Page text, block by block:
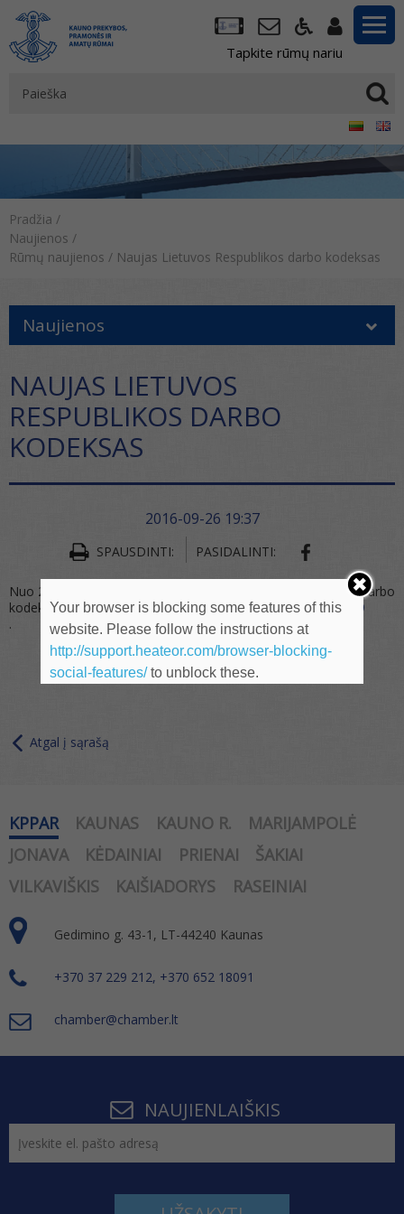
Tapkite rūmų nariu
Pradžia /
Naujienos /
Rūmų naujienos / Naujas Lietuvos Respublikos darbo kodeksas
Naujienos
NAUJAS LIETUVOS
RESPUBLIKOS DARBO
KODEKSAS
2016-09-26 19:37
SPAUSDINTI: PASIDALINTI:
Nuo 2017 m. sausio 1 d. įsigalioja iš pagrindų pakeistas LR Darbo
kodeksas. Jis išdėstytas čia:TAR, 2016 09 19, Nr. 2016-23709
.
Atgal į sąrašą
KPPAR KAUNAS KAUNO R.
MARIJAMPOLĖ
JONAVA
KĖDAINIAI PRIENAI
ŠAKIAI
VILKAVIŠKIS
KAIŠIADORYS RASEINIAI
Gedimino g. 43-1, LT-44240 Kaunas
+370 37 229 212, +370 652 18091
chamber@chamber.lt
NAUJIENLAIŠKIS
Your browser is blocking some features of this
website. Please follow the instructions at
http://support.heateor.com/browser-blocking-
social-features/to unblock these.